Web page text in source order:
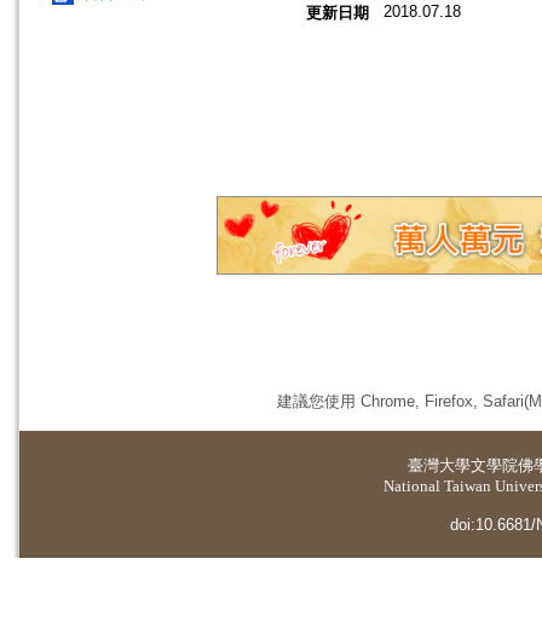
更新日期 2018.07.18
建議您使用 Chrome, Firefox,
臺灣大學文學院佛
National Taiwan
doi:10.6681/